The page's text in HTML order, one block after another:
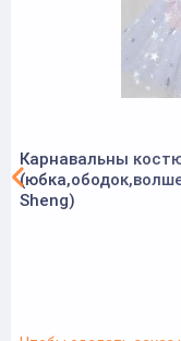
Карнавальны
Sheng)